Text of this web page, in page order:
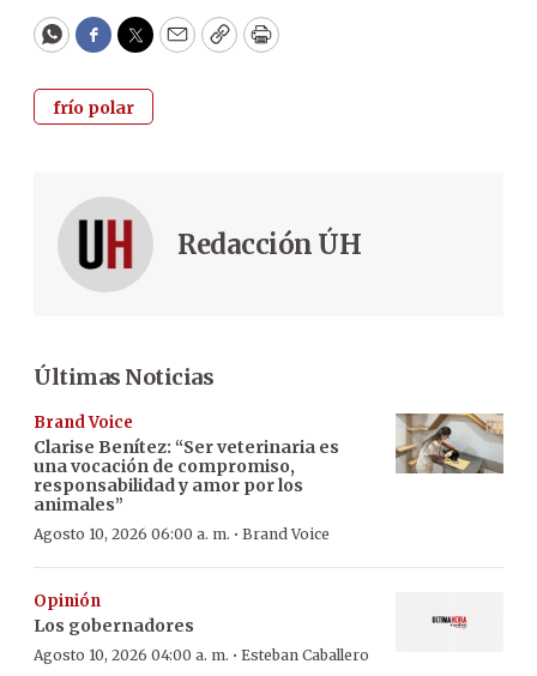
WhatsApp
Facebook
Twitter
EmailCopyPrint
frío polar
Redacción ÚH
Últimas Noticias
Brand Voice
Clarise Benítez: “Ser veterinaria es
una vocación de compromiso,
responsabilidad y amor por los
animales”
Agosto 10, 2026 06:00 a. m. · Brand Voice
Opinión
Los gobernadores
Agosto 10, 2026 04:00 a. m. · Esteban Caballero